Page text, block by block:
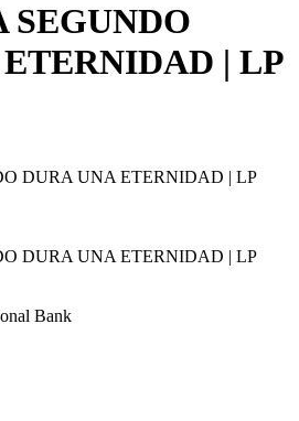
SEGUNDO
| LP